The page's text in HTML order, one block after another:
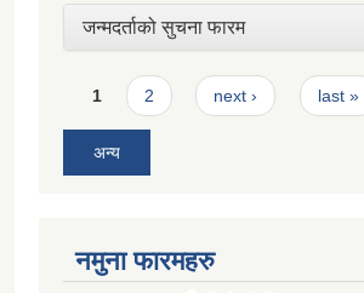
जन्मदर्ताको सुचना फारम
Pages
1 2 next › last »
अन्य
नमुना फारमहरु